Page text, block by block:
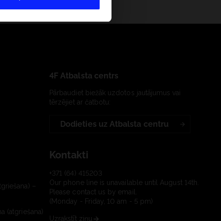
–
(atgriešana)
4F Atbalsta centrs
Pārbaudiet biežāk uzdotos jautājumus vai
tērzējiet ar čatbotu:
Dodieties uz Atbalsta centru
Kontakti
+371 (64) 415203
Our phone line is unavailable until August 14th.
Please contact us by email.
(Monday - Friday, 10 am - 5 pm)
Uzrakstīt ziņu